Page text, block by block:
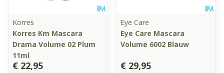
Korres
Korres Km Mascara
Drama Volume 02 Plum
11ml
€ 22,95
Eye Care
Eye Care Mascara
Volume 6002 Blauw
€ 29,95